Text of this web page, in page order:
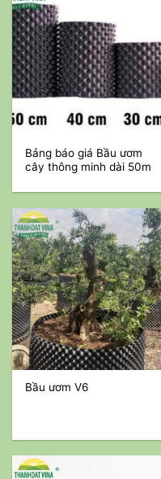
Bảng báo giá Bầu ươm
cây thông minh dài 50m
Bầu ươm V6